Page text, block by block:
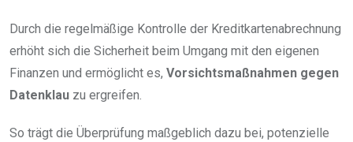
Durch die regelmäßige Kontrolle der Kreditkartenabrechnung
erhöht sich die Sicherheit beim Umgang mit den eigenen
Finanzen und ermöglicht es, Vorsichtsmaßnahmen gegen
Datenklau zu ergreifen.
So trägt die Überprüfung maßgeblich dazu bei, potenzielle